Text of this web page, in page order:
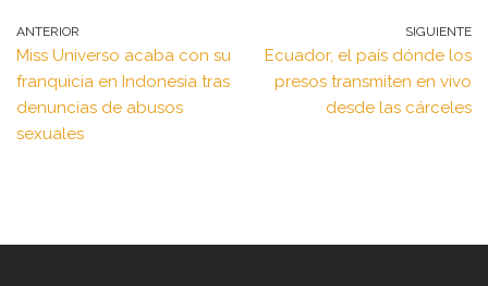
ANTERIOR
Miss Universo acaba con su
franquicia en Indonesia tras
denuncias de abusos
sexuales
SIGUIENTE
Ecuador, el país dónde los
presos transmiten en vivo
desde las cárceles